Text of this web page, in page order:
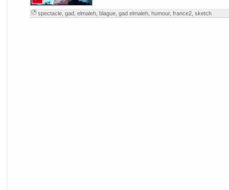
spectacle, gad, elmaleh, blague, gad elmaleh, humour, france2, sketch